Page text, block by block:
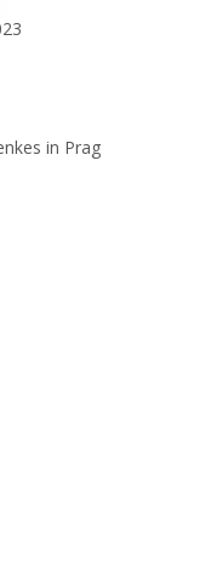
in Prag